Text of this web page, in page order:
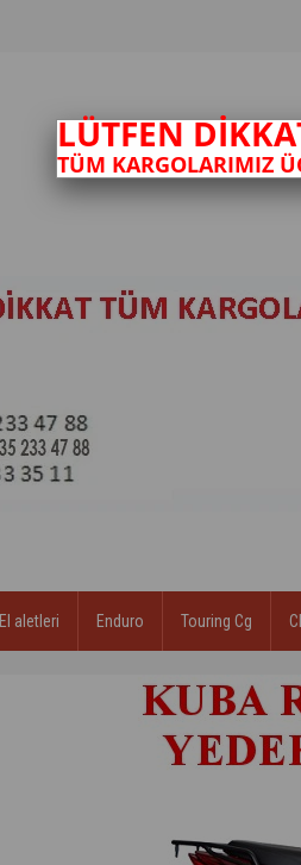
El aletleri Enduro Touring Cg
LÜTFEN
TÜM KARGOLARIMIZ